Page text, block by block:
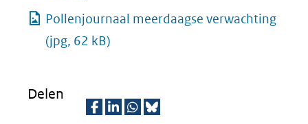
Pollenjournaal meerdaagse verwachting
(jpg, 62 kB)
Delen